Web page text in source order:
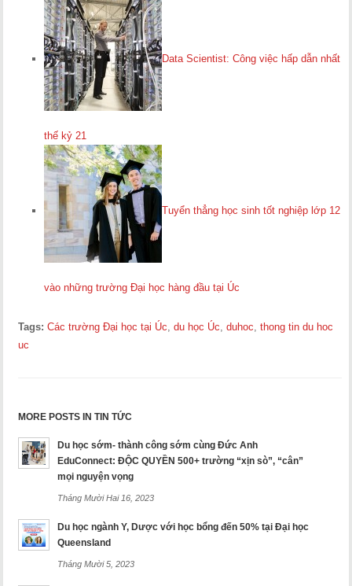
Data Scientist: Công việc hấp dẫn nhất
thế kỷ 21
Tuyển thẳng học sinh tốt nghiệp lớp 12
vào những trường Đại học hàng đầu tại Úc
Tags: Các trường Đại học tại Úc ,du học Úc ,duhoc ,thong tin du hoc
uc
MORE POSTS IN TIN TỨC
Du học sớm- thành công sớm cùng Đức Anh
EduConnect: ĐỘC QUYỀN 500+ trường “xịn sò”, “cân”
mọi nguyện vọng
Tháng Mười Hai 16, 2023
Du học ngành Y, Dược với học bổng đến 50% tại Đại học
Queensland
Tháng Mười 5, 2023